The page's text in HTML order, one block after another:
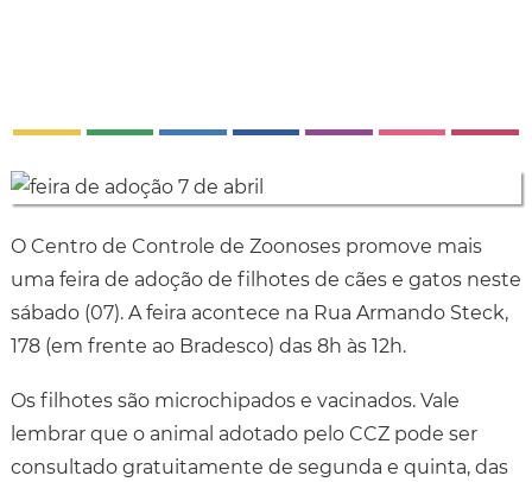
O Centro de Controle de Zoonoses promove mais
uma feira de adoção de filhotes de cães e gatos neste
sábado (07). A feira acontece na Rua Armando Steck,
178 (em frente ao Bradesco) das 8h às 12h.
Os filhotes são microchipados e vacinados. Vale
lembrar que o animal adotado pelo CCZ pode ser
consultado gratuitamente de segunda e quinta, das